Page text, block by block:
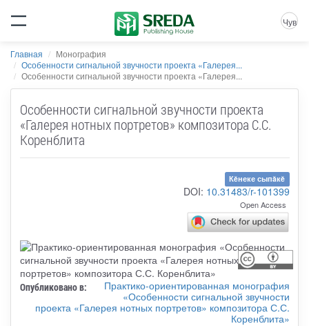
Чув
Главная
Монография
Особенности сигнальной звучности проекта «Галерея...
Особенности сигнальной звучности проекта «Галерея...
Особенности сигнальной звучности проекта
«Галерея нотных портретов» композитора С.С.
Коренблита
Кĕнеке сыпăкĕ
DOI: 10.31483/r-101399
Open Access
Опубликовано в:
Практико-ориентированная монография
«Особенности сигнальной звучности
проекта «Галерея нотных портретов» композитора С.С.
Коренблита»